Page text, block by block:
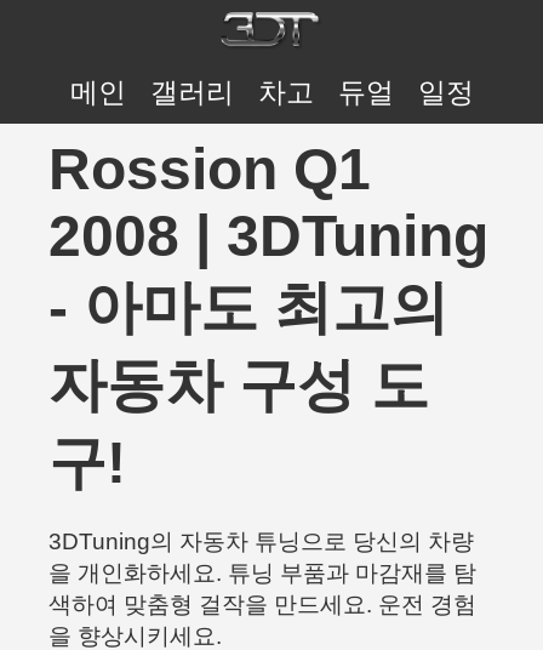
메인 갤러리 차고 듀얼 일정
Rossion Q1
2008 | 3DTuning
- 아마도 최고의
자동차 구성 도
구!
3DTuning의 자동차 튜닝으로 당신의 차량
을 개인화하세요. 튜닝 부품과 마감재를 탐
색하여 맞춤형 걸작을 만드세요. 운전 경험
을 향상시키세요.